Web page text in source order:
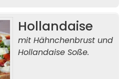
Hollandaise
mit Hähnchenbrust und
Hollandaise Soße.